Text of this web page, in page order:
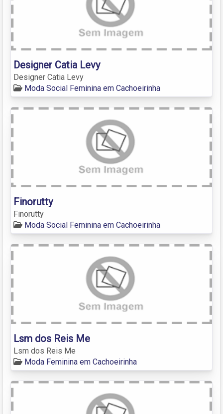
Designer Catia Levy
Designer Catia Levy
Moda Social Feminina em Cachoeirinha
Finorutty
Finorutty
Moda Social Feminina em Cachoeirinha
Lsm dos Reis Me
Lsm dos Reis Me
Moda Feminina em Cachoeirinha